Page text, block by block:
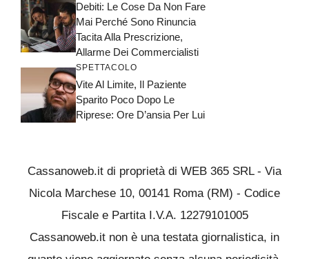
Debiti: Le Cose Da Non Fare
Mai Perché Sono Rinuncia
Tacita Alla Prescrizione,
Allarme Dei Commercialisti
SPETTACOLO
Vite Al Limite, Il Paziente
Sparito Poco Dopo Le
Riprese: Ore D’ansia Per Lui
Cassanoweb.it di proprietà di WEB 365 SRL - Via
Nicola Marchese 10, 00141 Roma (RM) - Codice
Fiscale e Partita I.V.A. 12279101005
Cassanoweb.it non è una testata giornalistica, in